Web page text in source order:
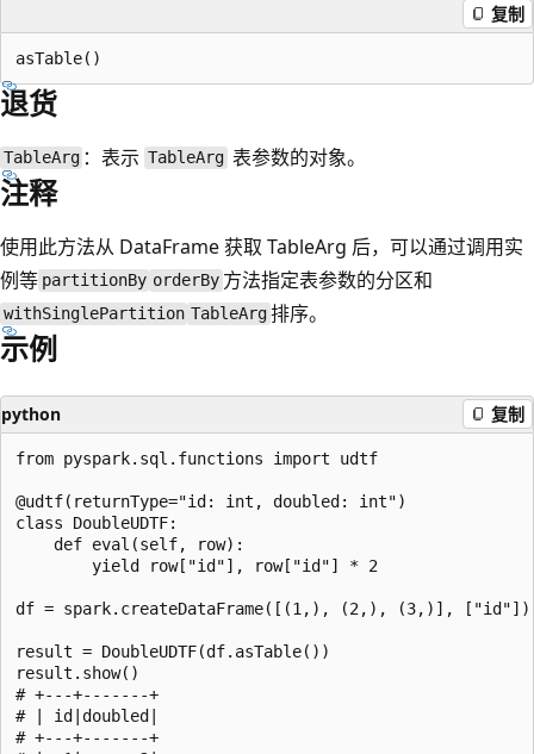
复制
退货
TableArg ：表示 TableArg 表参数的对象。
注释
使用此方法从 DataFrame 获取 TableArg 后，可以通过调用实
例等 partitionBy orderBy 方法指定表参数的分区和
withSinglePartition TableArg排序。
示例
python 复制
from pyspark.sql.functions import udtf
@udtf(returnType="id: int, doubled: int")
class DoubleUDTF:
    def eval(self, row):
        yield row["id"], row["id"] * 2
df = spark.createDataFrame([(1,), (2,), (3,)], ["id"])
result = DoubleUDTF(df.asTable())
result.show()
# +---+-------+
# | id|doubled|
# +---+-------+